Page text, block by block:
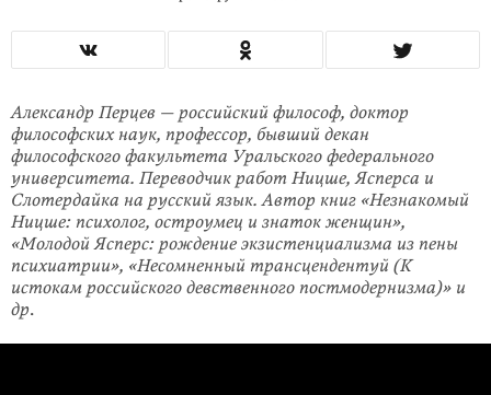
Александр Перцев — российский философ, доктор
философских наук, профессор, бывший декан
философского факультета Уральского федерального
университета. Переводчик работ Ницше, Ясперса и
Слотердайка на русский язык. Автор книг «Незнакомый
Ницше: психолог, остроумец и знаток женщин»,
«Молодой Ясперс: рождение экзистенциализма из пены
психиатрии», «Несомненный трансцендентуй (К
истокам российского девственного постмодернизма)» и
др.